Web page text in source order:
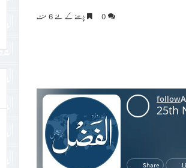
0 پڑھنے کے لئے 6 منٹ